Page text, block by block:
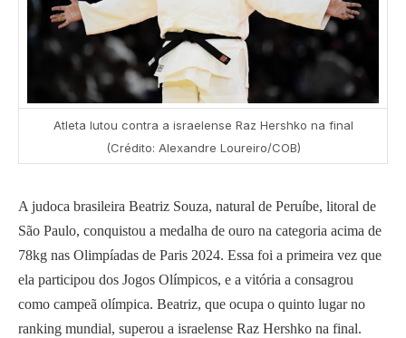
Atleta lutou contra a israelense Raz Hershko na final
(Crédito: Alexandre Loureiro/COB)
A judoca brasileira Beatriz Souza, natural de Peruíbe, litoral de
São Paulo, conquistou a medalha de ouro na categoria acima de
78kg nas Olimpíadas de Paris 2024. Essa foi a primeira vez que
ela participou dos Jogos Olímpicos, e a vitória a consagrou
como campeã olímpica. Beatriz, que ocupa o quinto lugar no
ranking mundial, superou a israelense Raz Hershko na final.